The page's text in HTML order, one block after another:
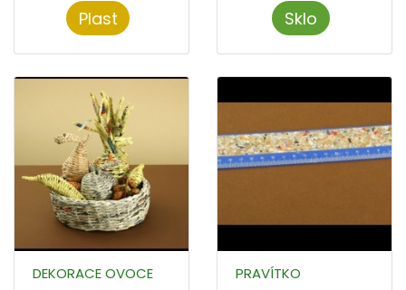
Plast Sklo
DEKORACE OVOCE PRAVÍTKO